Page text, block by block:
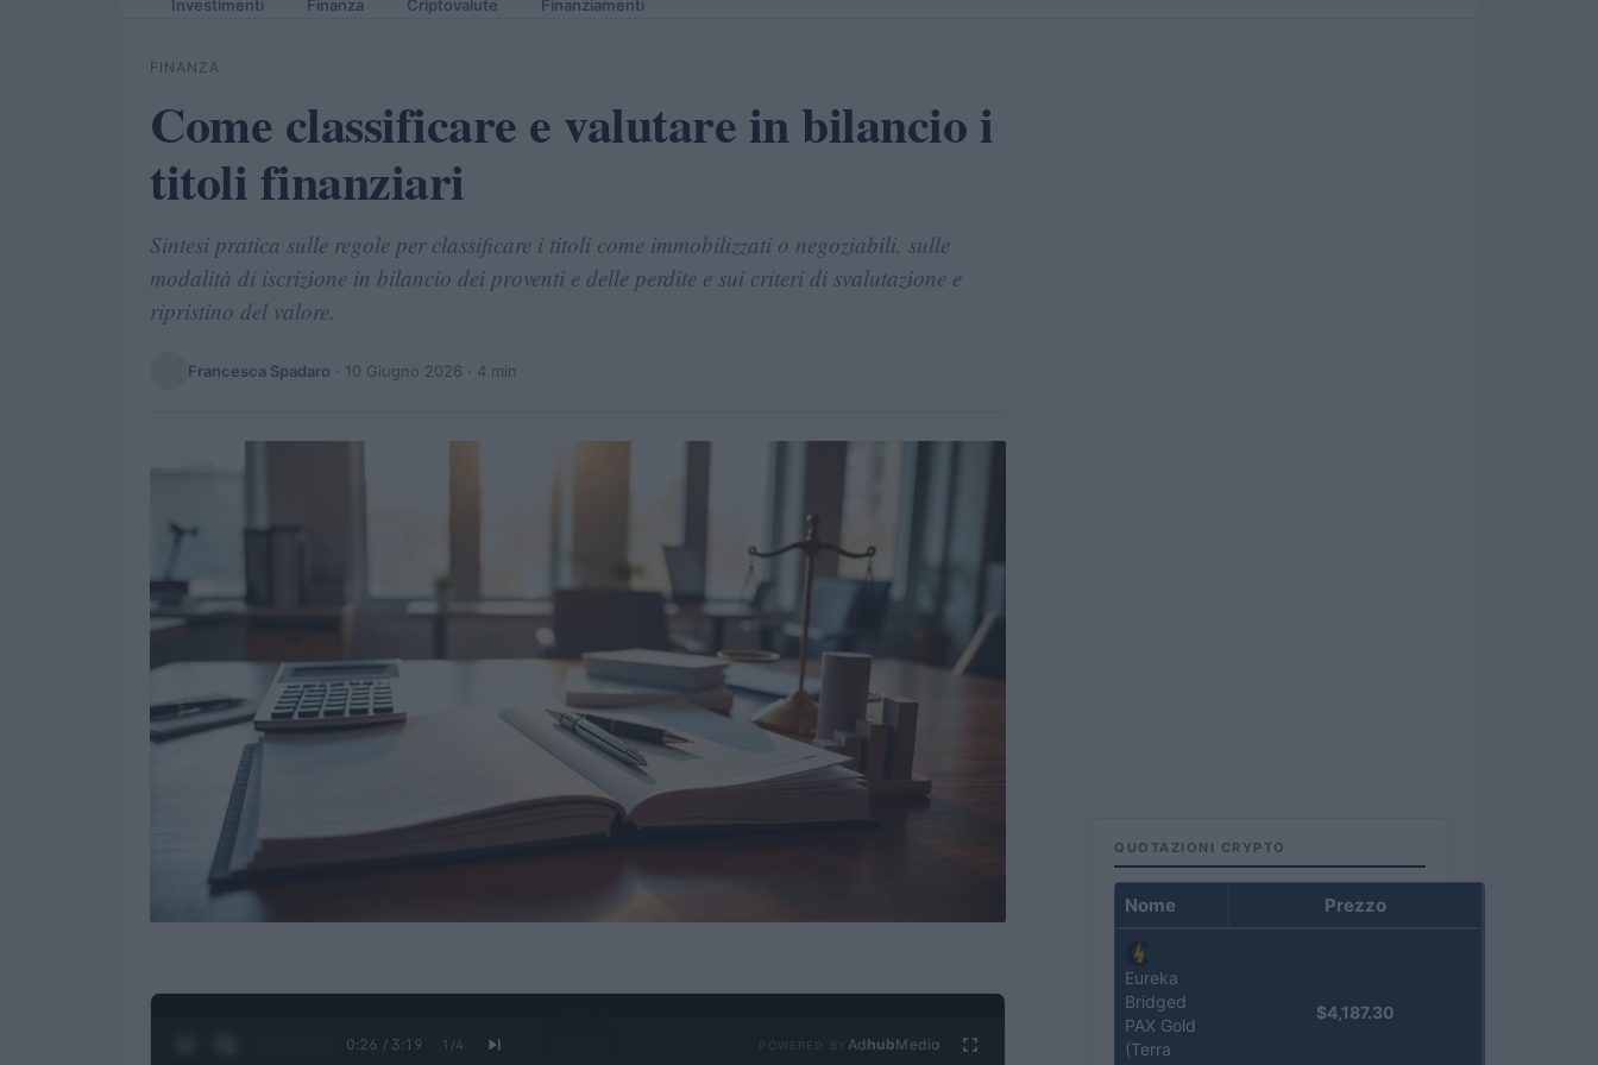
Investimenti Finanza Criptovalute Finanziamenti
FINANZA
Come classificare e valutare in bilancio i
titoli finanziari
Sintesi pratica sulle regole per classificare i titoli come immobilizzati o negoziabili, sulle
modalità di iscrizione in bilancio dei proventi e delle perdite e sui criteri di svalutazione e
ripristino del valore.
Francesca Spadaro · 10 Giugno 2026 · 4 min
0:27 / 3:19 1 /4 Ad hubMedia
QUOTAZIONI CRYPTO
Nome Prezzo
Eureka
Bridged
PAX Gold
(Terra
$4,187.30